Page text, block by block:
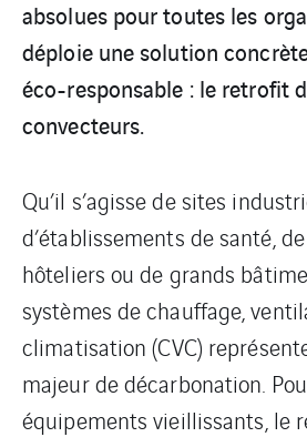
absolues pour toutes les
déploie une solution
éco-responsable : le retrofit
convecteurs.
Qu’il s’agisse de sites
d’établissements de santé,
hôteliers ou de grands
systèmes de chauffage,
climatisation (CVC)
majeur de décarbonation.
équipements vieillissants, le